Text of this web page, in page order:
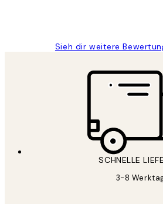
Sieh dir weitere
SCHNELLE
3-8